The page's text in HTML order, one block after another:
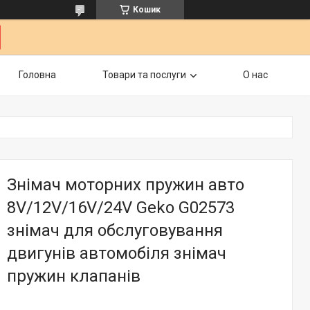
Кошик
Головна Товари та послуги О нас
Знімач моторних пружин авто
8V/12V/16V/24V Geko G02573
знімач для обслуговування
двигунів автомобіля знімач
пружин клапанів